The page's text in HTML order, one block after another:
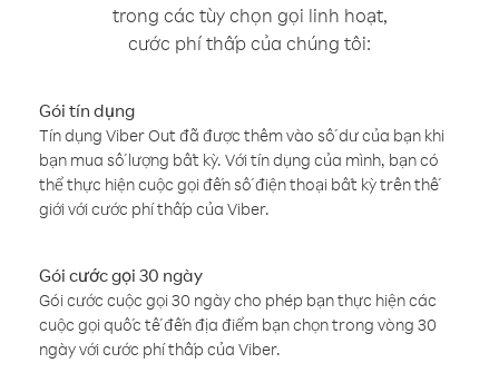
trong các tùy chọn gọi linh hoạt,
cước phí thấp của chúng tôi:
Gói tín dụng
Tín dụng Viber Out đã được thêm vào số dư của bạn khi
bạn mua số lượng bất kỳ. Với tín dụng của mình, bạn có
thể thực hiện cuộc gọi đến số điện thoại bất kỳ trên thế
giới với cước phí thấp của Viber.
Gói cước gọi 30 ngày
Gói cước cuộc gọi 30 ngày cho phép bạn thực hiện các
cuộc gọi quốc tế đến địa điểm bạn chọn trong vòng 30
ngày với cước phí thấp của Viber.